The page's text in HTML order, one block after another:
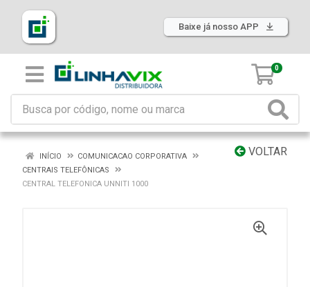
Baixe já nosso APP
0
VOLTAR
INÍCIO
COMUNICACAO CORPORATIVA
CENTRAIS TELEFÔNICAS
CENTRAL TELEFONICA UNNITI 1000